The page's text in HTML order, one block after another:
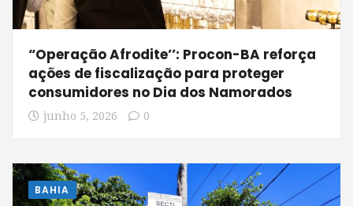
“Operação Afrodite’’: Procon-BA reforça
ações de fiscalização para proteger
consumidores no Dia dos Namorados
junho 5, 2026 0
BAHIA